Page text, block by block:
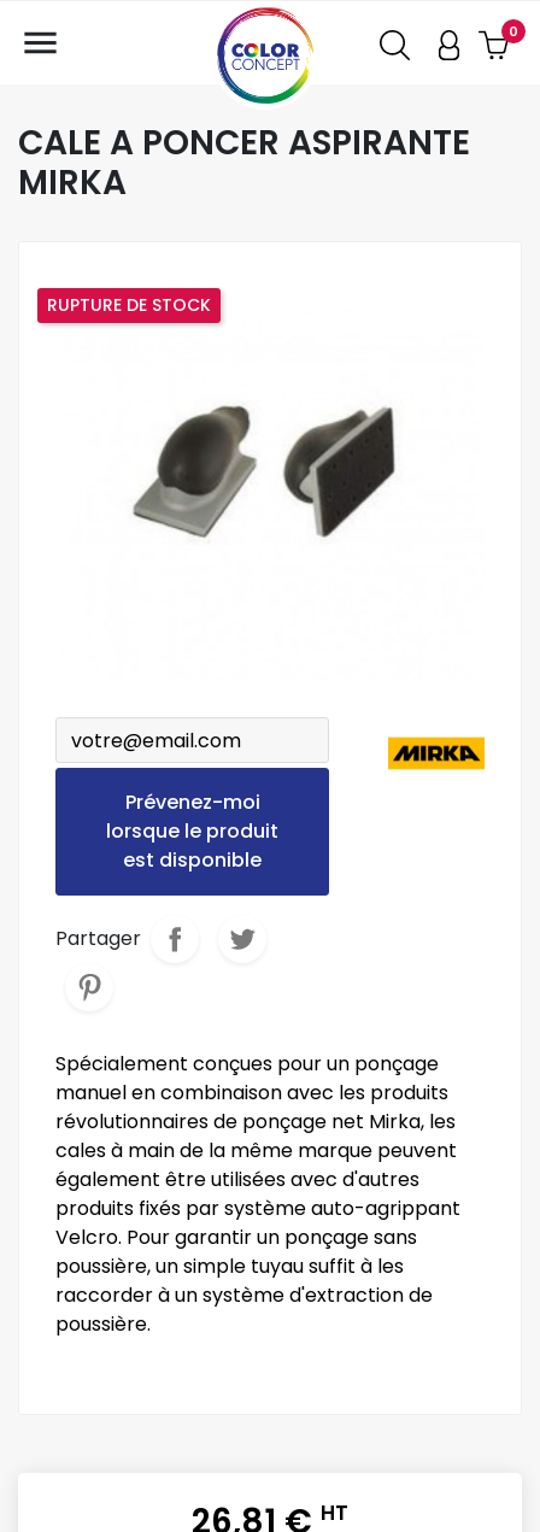
0

CALE A PONCER ASPIRANTE
MIRKA
RUPTURE DE STOCK
Prévenez-moi
lorsque le produit
est disponible
Partager
Spécialement conçues pour un ponçage
manuel en combinaison avec les produits
révolutionnaires de ponçage net Mirka, les
cales à main de la même marque peuvent
également être utilisées avec d'autres
produits fixés par système auto-agrippant
Velcro. Pour garantir un ponçage sans
poussière, un simple tuyau suffit à les
raccorder à un système d'extraction de
poussière.
26,81 € HT